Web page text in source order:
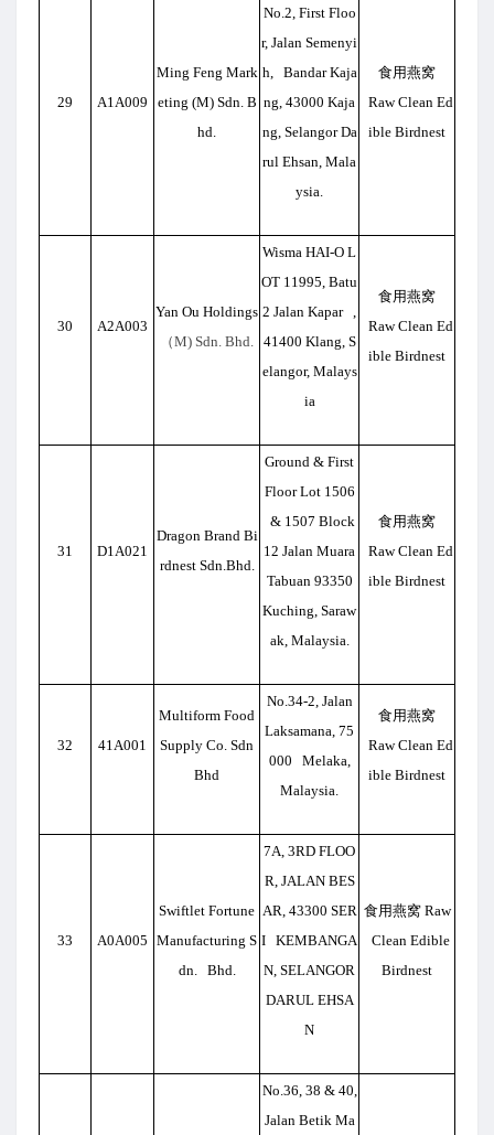
29 A1A009
Ming Feng Mark
eting (M) Sdn. B
hd.
No.2, First Floo
r, Jalan Semenyi
h, Bandar Kaja
ng, 43000 Kaja
ng, Selangor Da
rul Ehsan, Mala
ysia.
食用燕窝
Raw Clean Ed
ible Birdnest
30 A2A003
Yan Ou Holdings
（M) Sdn. Bhd.
Wisma HAI-O L
OT 11995, Batu
2 Jalan Kapar ,
41400 Klang, S
elangor, Malays
ia
食用燕窝
Raw Clean Ed
ible Birdnest
31 D1A021
Dragon Brand Bi
rdnest Sdn.Bhd.
Ground & First
Floor Lot 1506
& 1507 Block
12 Jalan Muara
Tabuan 93350
Kuching, Saraw
ak, Malaysia.
食用燕窝
Raw Clean Ed
ible Birdnest
32 41A001
Multiform Food
Supply Co. Sdn
Bhd
No.34-2, Jalan
Laksamana, 75
000 Melaka,
Malaysia.
食用燕窝
Raw Clean Ed
ible Birdnest
33 A0A005
Swiftlet Fortune
Manufacturing S
dn. Bhd.
7A, 3RD FLOO
R, JALAN BES
AR, 43300 SER
I KEMBANGA
N, SELANGOR
DARUL EHSA
N
食用燕窝 Raw
Clean Edible
Birdnest
No.36, 38 & 40,
Jalan Betik Ma